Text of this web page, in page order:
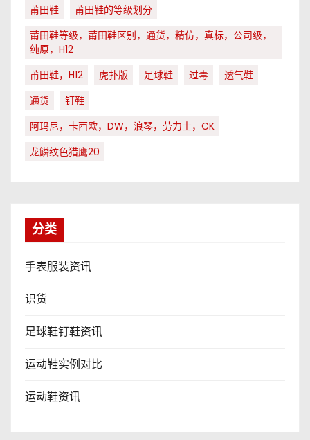
莆田鞋
莆田鞋的等级划分
莆田鞋等级，莆田鞋区别，通货，精仿，真标，公司级，
纯原，H12
莆田鞋，H12
虎扑版 足球鞋 过毒
透气鞋
通货
钉鞋
阿玛尼，卡西欧，DW，浪琴，劳力士，CK
龙鳞纹色猎鹰20
分类
手表服装资讯
识货
足球鞋钉鞋资讯
运动鞋实例对比
运动鞋资讯